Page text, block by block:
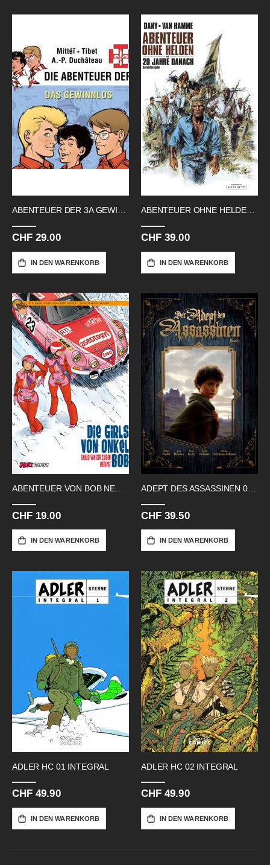
CHF 29.00
IN DEN WARENKORB
CHF 39.00
IN DEN WARENKORB
CHF 19.00
IN DEN WARENKORB
ADEPT DES ASSASSINEN 01 HC GABE
CHF 39.50
IN DEN WARENKORB
ADLER HC 01 INTEGRAL
CHF 49.90
IN DEN WARENKORB
ADLER HC 02 INTEGRAL
CHF 49.90
IN DEN WARENKORB